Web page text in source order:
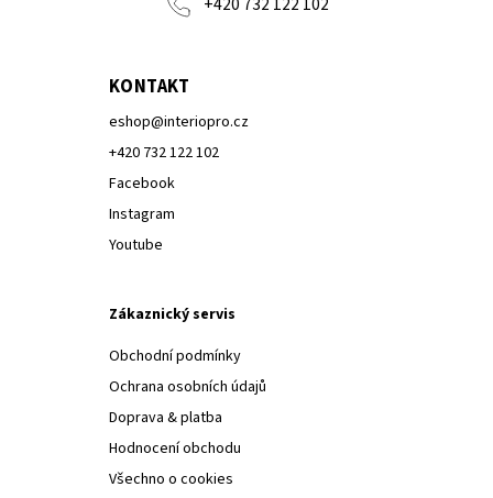
KONTAKT
eshop@interiopro.cz
+420 732 122 102
Facebook
Instagram
Youtube
Zákaznický servis
Obchodní podmínky
Ochrana osobních údajů
Doprava & platba
Hodnocení obchodu
Všechno o cookies